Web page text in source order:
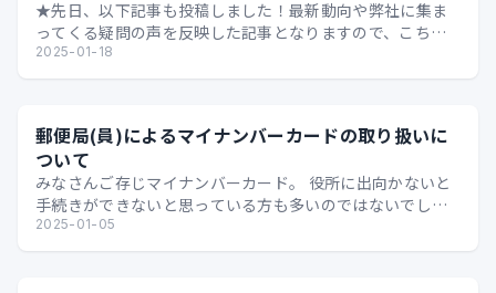
★先日、以下記事も投稿しました！最新動向や弊社に集ま
ってくる疑問の声を反映した記事となりますので、こちら
もおススメです★ ビジネスマンのためのDID/VC【そも…
2025-01-18
郵便局(員)によるマイナンバーカードの取り扱いに
ついて
みなさんご存じマイナンバーカード。 役所に出向かないと
手続きができないと思っている方も多いのではないでしょ
うか。 先日、たまたま 以下のような資料 を発見し「郵…
2025-01-05